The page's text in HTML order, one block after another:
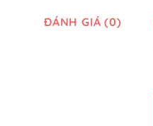
ĐÁNH GIÁ (0)